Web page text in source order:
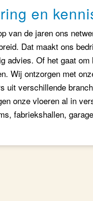
en
van de jaren ons
Dat maakt ons
advies. Of het gaat
Wij ontzorgen met
uit verschillende
onze vloeren al in
fabriekshallen,